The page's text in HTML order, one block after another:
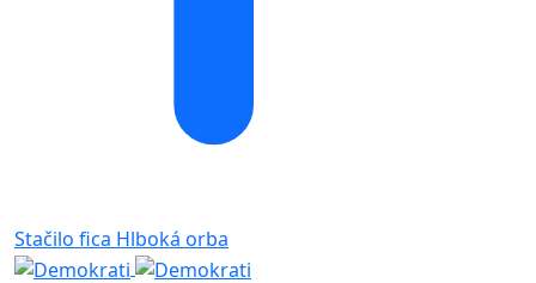
Stačilo fica Hlboká orba